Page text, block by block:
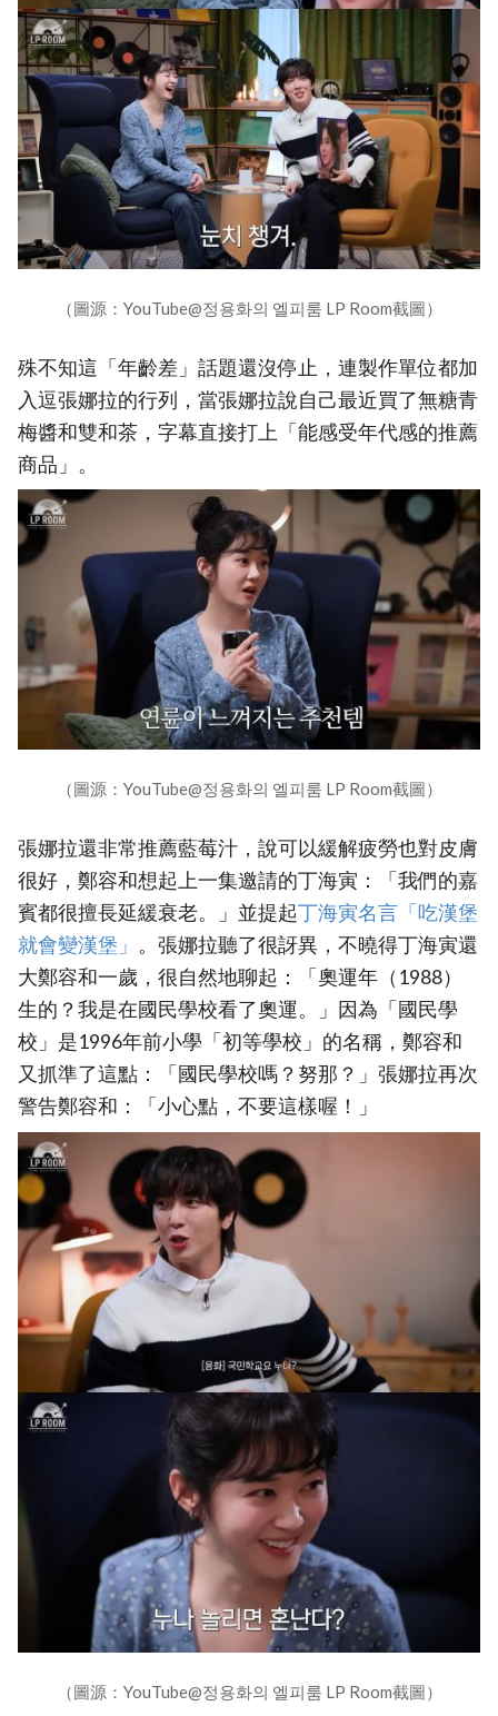
（圖源：YouTube@정용화의 엘피룸 LP Room截圖）
殊不知這「年齡差」話題還沒停止，連製作單位都加
入逗張娜拉的行列，當張娜拉說自己最近買了無糖青
梅醬和雙和茶，字幕直接打上「能感受年代感的推薦
商品」。
（圖源：YouTube@정용화의 엘피룸 LP Room截圖）
張娜拉還非常推薦藍莓汁，說可以緩解疲勞也對皮膚
很好，鄭容和想起上一集邀請的丁海寅：「我們的嘉
賓都很擅長延緩衰老。」並提起‎丁海寅名言「吃漢堡
就會變漢堡」 。張娜拉聽了很訝異，不曉得丁海寅還
大鄭容和一歲，很自然地聊起：「奧運年（1988）
生的？我是在國民學校看了奧運。」因為「國民學
校」是1996年前小學「初等學校」的名稱，鄭容和
又抓準了這點：「國民學校嗎？努那？」張娜拉再次
警告鄭容和：「小心點，不要這樣喔！」
（圖源：YouTube@정용화의 엘피룸 LP Room截圖）